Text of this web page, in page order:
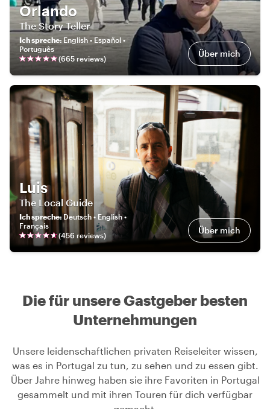
Orlando
The Story Teller
Ich spreche: English • Español •
Português
(665 reviews) Über mich
Luis
The Local Guide
Ich spreche:Deutsch • English •
Français
(456 reviews) Über mich
Die für unsere Gastgeber besten
Unternehmungen
Unsere leidenschaftlichen privaten Reiseleiter wissen,
was es in Portugal zu tun, zu sehen und zu essen gibt.
Über Jahre hinweg haben sie ihre Favoriten in Portugal
gesammelt und mit ihren Touren für dich verfügbar